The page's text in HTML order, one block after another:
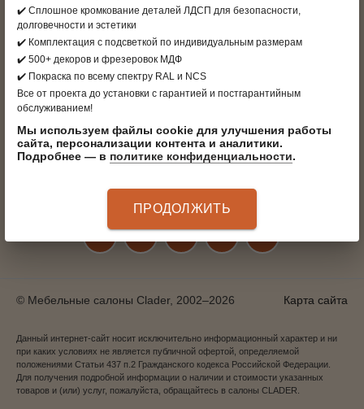
СВЯЖИТЕСЬ С НАМИ
ПОКУПАТЕЛЯМ
УСЛУГИ
О КОМПАНИИ
© Мебельные салоны Clader, 2002–2026 Карта сайта
Данный интернет-сайт носит исключительно информационный характер и ни
при каких условиях не является публичной офертой, определяемой
положениями Статьи 437 п.2 Гражданского кодекса Российской Федерации.
Для получения подробной информации о наличии и стоимости указанных
товаров и (или) услуг, пожалуйста, обращайтесь в салоны CLADER.
✔️ Сплошное кромкование деталей ЛДСП для безопасности,
долговечности и эстетики
✔️ Комплектация с подсветкой по индивидуальным размерам
✔️ 500+ декоров и фрезеровок МДФ
✔️ Покраска по всему спектру RAL и NCS
Все от проекта до установки с гарантией и постгарантийным
обслуживанием!
Мы используем файлы cookie для улучшения работы
сайта, персонализации контента и аналитики.
Подробнее — в политике конфиденциальности.
ПРОДОЛЖИТЬ